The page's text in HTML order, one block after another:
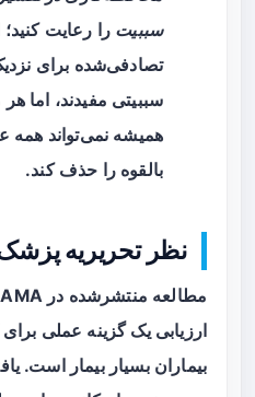
سببیت را رعایت
تصادفی‌شده برای
سببیتی مفیدند، اما
همیشه نمی‌تواند
بالقوه را حذف کند.
نظر تحریریه
بیماران بسیار بیمار است.